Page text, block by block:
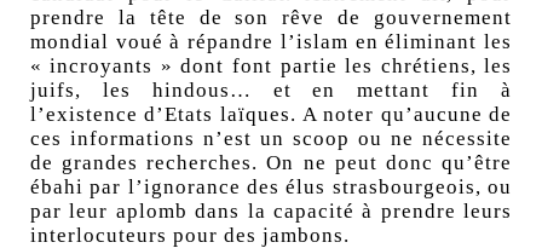
prendre la tête de son rêve de gouvernement
mondial voué à répandre l’islam en éliminant les
« incroyants » dont font partie les chrétiens, les
juifs, les hindous… et en mettant fin à
l’existence d’Etats laïques. A noter qu’aucune de
ces informations n’est un scoop ou ne nécessite
de grandes recherches. On ne peut donc qu’être
ébahi par l’ignorance des élus strasbourgeois, ou
par leur aplomb dans la capacité à prendre leurs
interlocuteurs pour des jambons.